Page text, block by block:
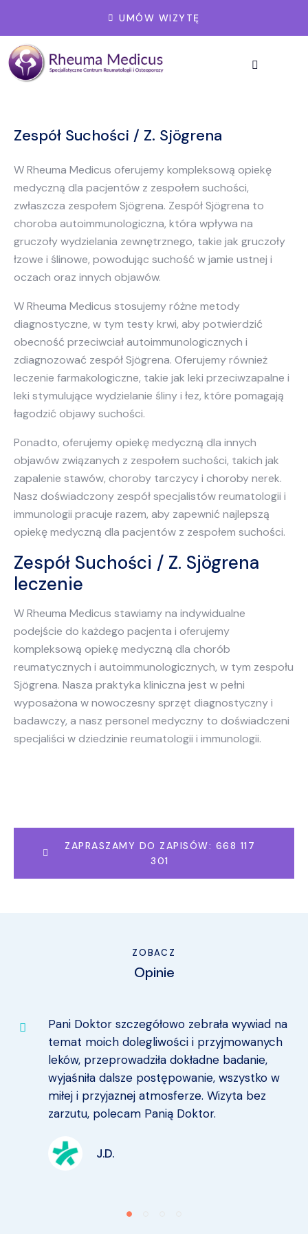
UMÓW WIZYTĘ
Zespół Suchości / Z. Sjögrena
W Rheuma Medicus oferujemy kompleksową opiekę
medyczną dla pacjentów z zespołem suchości,
zwłaszcza zespołem Sjögrena. Zespół Sjögrena to
choroba autoimmunologiczna, która wpływa na
gruczoły wydzielania zewnętrznego, takie jak gruczoły
łzowe i ślinowe, powodując suchość w jamie ustnej i
oczach oraz innych objawów.
W Rheuma Medicus stosujemy różne metody
diagnostyczne, w tym testy krwi, aby potwierdzić
obecność przeciwciał autoimmunologicznych i
zdiagnozować zespół Sjögrena. Oferujemy również
leczenie farmakologiczne, takie jak leki przeciwzapalne i
leki stymulujące wydzielanie śliny i łez, które pomagają
łagodzić objawy suchości.
Ponadto, oferujemy opiekę medyczną dla innych
objawów związanych z zespołem suchości, takich jak
zapalenie stawów, choroby tarczycy i choroby nerek.
Nasz doświadczony zespół specjalistów reumatologii i
immunologii pracuje razem, aby zapewnić najlepszą
opiekę medyczną dla pacjentów z zespołem suchości.
Zespół Suchości / Z. Sjögrena
leczenie
W Rheuma Medicus stawiamy na indywidualne
podejście do każdego pacjenta i oferujemy
kompleksową opiekę medyczną dla chorób
reumatycznych i autoimmunologicznych, w tym zespołu
Sjögrena. Nasza praktyka kliniczna jest w pełni
wyposażona w nowoczesny sprzęt diagnostyczny i
badawczy, a nasz personel medyczny to doświadczeni
specjaliści w dziedzinie reumatologii i immunologii.
ZAPRASZAMY DO ZAPISÓW: 668 117
301
ZOBACZ
Opinie
Pani Doktor szczegółowo zebrała wywiad na
temat moich dolegliwości i przyjmowanych
leków, przeprowadziła dokładne badanie,
wyjaśniła dalsze postępowanie, wszystko w
miłej i przyjaznej atmosferze. Wizyta bez
zarzutu, polecam Panią Doktor.
J.D.